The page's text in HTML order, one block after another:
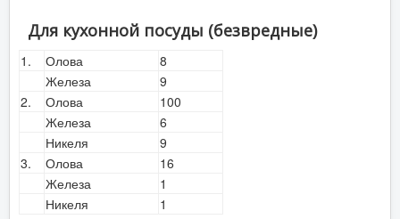
Для кухонной посуды (безвредные)
1. Олова
8
Железа
9
2.
Олова
100
Железа
6
Никеля
9
3.
Олова
16
Железа
1
Никеля
1